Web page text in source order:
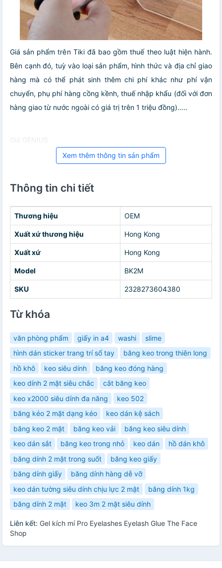
Giá sản phẩm trên Tiki đã bao gồm thuế theo luật hiện hành.
Bên cạnh đó, tuỳ vào loại sản phẩm, hình thức và địa chỉ giao
hàng mà có thể phát sinh thêm chi phí khác như phí vận
chuyển, phụ phí hàng cồng kềnh, thuế nhập khẩu (đối với đơn
hàng giao từ nước ngoài có giá trị trên 1 triệu đồng).....
Giá GENIUS
Xem thêm thông tin sản phẩm
Thông tin chi tiết
Thương hiệu OEM
Xuất xứ thương hiệu Hong Kong
Xuất xứ Hong Kong
Model BK2M
SKU 2328273604380
Từ khóa
văn phòng phẩm giấy in a4 washi
slime
hình dán sticker trang trí sổ tay
băng keo trong thiên long
hồ khô
keo siêu dính
băng keo đóng hàng
keo dính 2 mặt siêu chắc
cắt băng keo
keo x2000 siêu dính đa năng
keo 502
băng kéo 2 mặt dạng kéo
keo dán kệ sách
băng keo 2 mặt
băng keo vải
băng keo siêu dính
keo dán sắt
băng keo trong nhỏ keo dán
hồ dán khô
băng dính 2 mặt trong suốt
băng keo giấy
băng dính giấy
băng dính hàng dễ vỡ
keo dán tường siêu dính chịu lực 2 mặt
băng dính 1kg
băng dính 2 mặt
keo 3m 2 mặt siêu dính
Liên kết: Gel kích mí Pro Eyelashes Eyelash Glue The Face
Shop